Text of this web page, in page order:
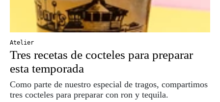
Atelier
Tres recetas de cocteles para preparar
esta temporada
Como parte de nuestro especial de tragos, compartimos
tres cocteles para preparar con ron y tequila.